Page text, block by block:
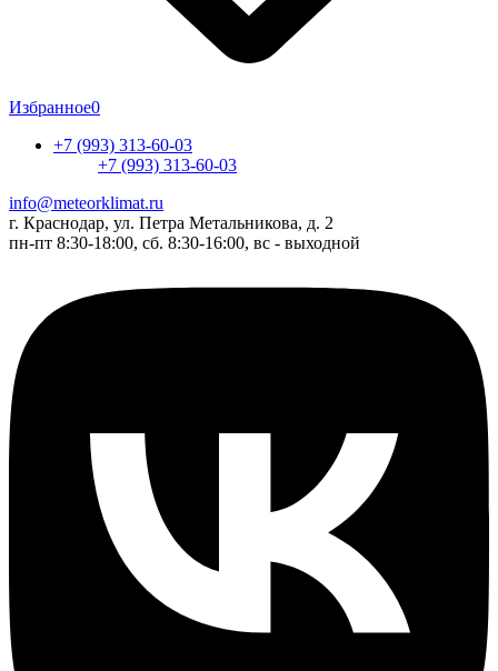
Избранное0
+7 (993) 313-60-03
+7 (993) 313-60-03
info@meteorklimat.ru
г. Краснодар, ул. Петра Метальникова, д. 2
пн-пт 8:30-18:00, сб. 8:30-16:00, вс - выходной